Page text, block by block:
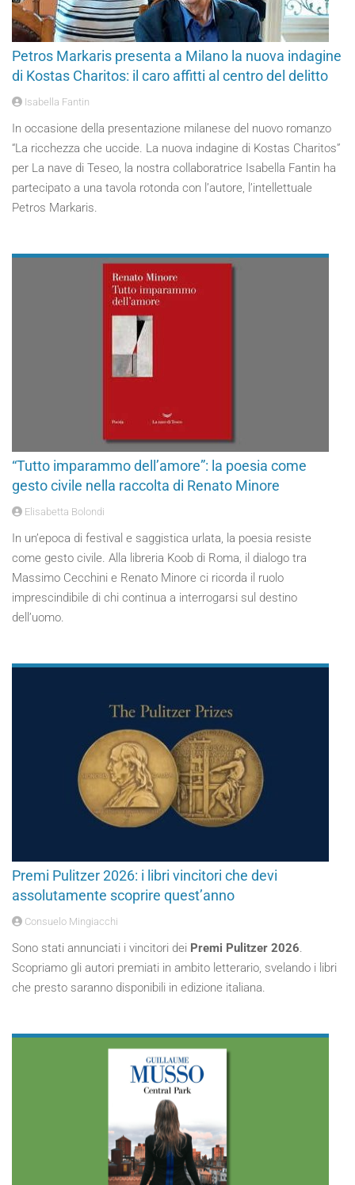
Petros Markaris presenta a Milano la nuova indagine
di Kostas Charitos: il caro affitti al centro del delitto
Isabella Fantin
In occasione della presentazione milanese del nuovo romanzo
“La ricchezza che uccide. La nuova indagine di Kostas Charitos”
per La nave di Teseo, la nostra collaboratrice Isabella Fantin ha
partecipato a una tavola rotonda con l’autore, l’intellettuale
Petros Markaris.
“Tutto imparammo dell’amore”: la poesia come
gesto civile nella raccolta di Renato Minore
Elisabetta Bolondi
In un’epoca di festival e saggistica urlata, la poesia resiste
come gesto civile. Alla libreria Koob di Roma, il dialogo tra
Massimo Cecchini e Renato Minore ci ricorda il ruolo
imprescindibile di chi continua a interrogarsi sul destino
dell’uomo.
Premi Pulitzer 2026: i libri vincitori che devi
assolutamente scoprire quest’anno
Consuelo Mingiacchi
Sono stati annunciati i vincitori dei Premi Pulitzer 2026.
Scopriamo gli autori premiati in ambito letterario, svelando i libri
che presto saranno disponibili in edizione italiana.